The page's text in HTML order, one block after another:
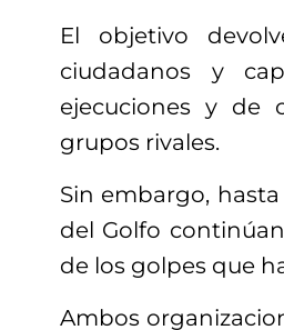
El objetivo
ciudadanos y
ejecuciones y de
grupos rivales.
Sin embargo,
del Golfo
de los golpes que
Ambos